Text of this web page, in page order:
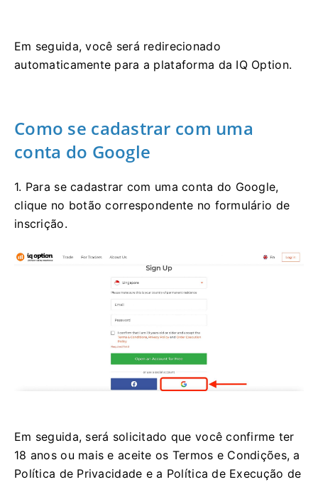
Em seguida, você será redirecionado
automaticamente para a plataforma da IQ Option.
Como se cadastrar com uma
conta do Google
1. Para se cadastrar com uma conta do Google,
clique no botão correspondente no formulário de
inscrição.
Em seguida, será solicitado que você confirme ter
18 anos ou mais e aceite os Termos e Condições, a
Política de Privacidade e a Política de Execução de